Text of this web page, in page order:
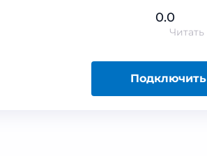
0.0
Читать
Подключить